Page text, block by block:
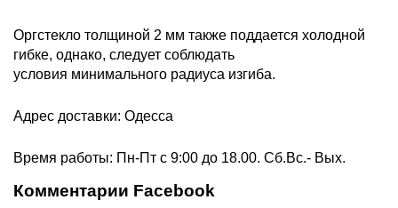
Оргстекло толщиной 2 мм также поддается холодной
гибке, однако, следует соблюдать
условия минимального радиуса изгиба.
Адрес доставки: Одесса
Время работы: Пн-Пт с 9:00 до 18.00. Сб.Вс.- Вых.
Комментарии Facebook